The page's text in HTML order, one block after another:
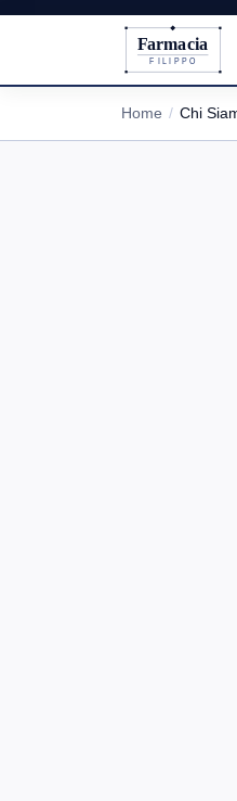
Farmacia
FILIPPO
Home Chi